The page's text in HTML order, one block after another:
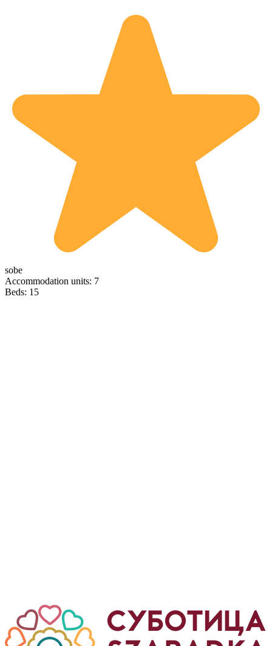
sobe
Accommodation units: 7
Beds: 15